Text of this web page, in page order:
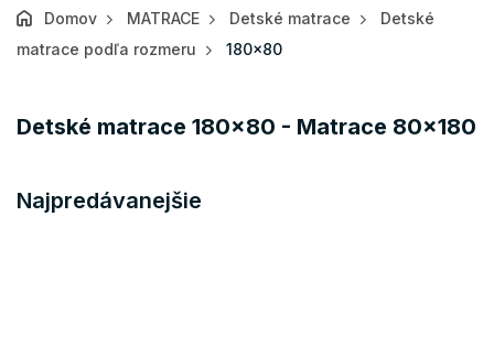
Domov MATRACE Detské matrace
Detské
matrace podľa rozmeru
180x80
Detské matrace 180x80 - Matrace 80x180
Najpredávanejšie